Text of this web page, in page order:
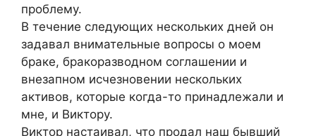
проблему.
В течение следующих нескольких дней он
задавал внимательные вопросы о моем
браке, бракоразводном соглашении и
внезапном исчезновении нескольких
активов, которые когда-то принадлежали и
мне, и Виктору.
Виктор настаивал, что продал наш бывший